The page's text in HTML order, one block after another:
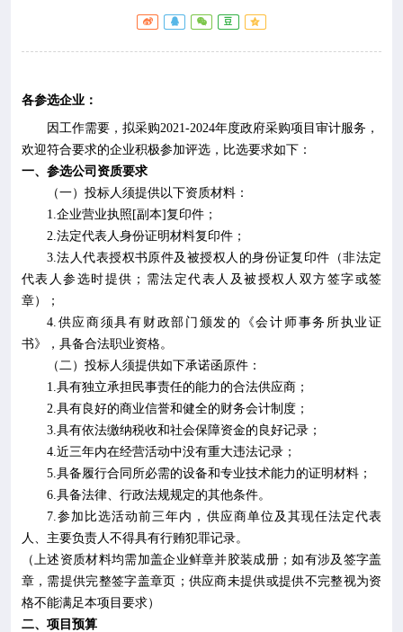
科研培训
科普园地 
学术期刊
在线互动 
政务公开
各参选企业：
因工作需要，拟采购2021-2024年度政府采购项目审计服务 ，
欢迎符合要求的企业积极参加评选，比选要求如下：
一、参选公司资质要求
（一）投标人须提供以下资质材料：
1. 企业营业执照[副本]复印件；
2. 法定代表人身份证明材料复印件；
3. 法人代表授权书原件及被授权人的身份证复印件（非法定
代表人参选时提供 ； 需法定代表人及被授权人双方签字或签
章）
；
4. 供应商须具有财政部门颁发的《会计师事务所执业证
书》，具备合法职业资格。
（二）投标人须提供如下承诺函原件：
1. 具有独立承担民事责任的能力的合法供应商；
2. 具有良好的商业信誉和健全的财务会计制度；
3. 具有依法缴纳税收和社会保障资金的良好记录；
4. 近三年内在经营活动中没有重大违法记录；
5. 具备履行合同所必需的设备和专业技术能力的证明材料；
6. 具备法律、行政法规规定的其他条件。
7. 参加比选活动前三年内，供应商单位及其现任法定代表
人、主要负责人不得具有行贿犯罪记录。
（上述资质材料均需加盖企业鲜章并胶装成册； 如有涉及签字盖
章，需提供完整签字盖章页； 供应商未提供或提供不完整视为资
格不能满足本项目要求）
二、项目预算